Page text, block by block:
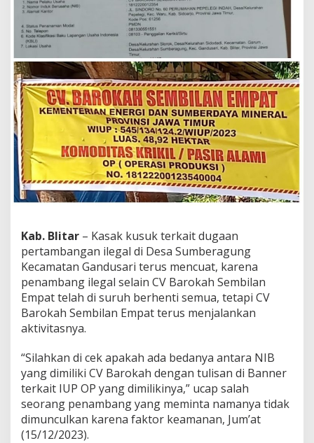
r
n
t
e
l
k
a
m
D
a
l
a
m
e
r
t
a
m
b
a
n
n
I
l
e
g
a
Kab. Blitar – Kasak kusuk terkait dugaan
pertambangan ilegal di Desa Sumberagung
Kecamatan Gandusari terus mencuat, karena
penambang ilegal selain CV Barokah Sembilan
Empat telah di suruh berhenti semua, tetapi CV
Barokah Sembilan Empat terus menjalankan
aktivitasnya.
“Silahkan di cek apakah ada bedanya antara NIB
yang dimiliki CV Barokah dengan tulisan di Banner
terkait IUP OP yang dimilikinya,” ucap salah
seorang penambang yang meminta namanya tidak
dimunculkan karena faktor keamanan, Jum’at
(15/12/2023).